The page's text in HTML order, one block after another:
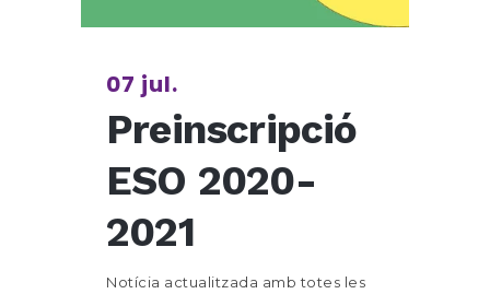
07 jul.
Preinscripció
ESO 2020-
2021
Notícia actualitzada amb totes les